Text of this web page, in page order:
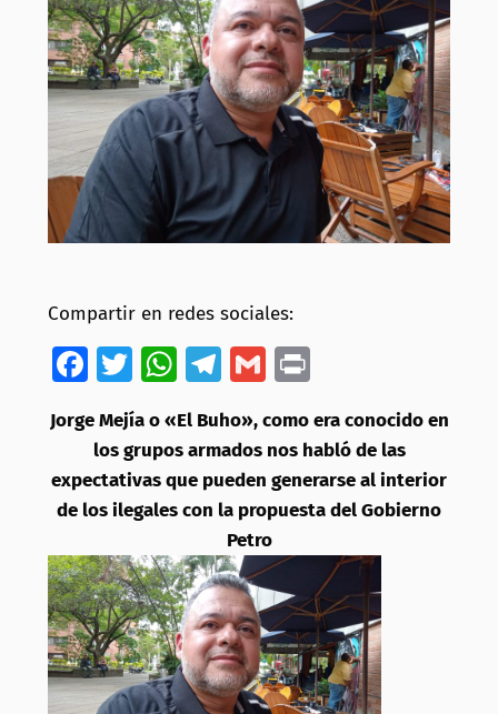
Compartir en redes sociales:
Facebook
Twitter
WhatsApp
Telegram
Gmail
Jorge Mejía o «El Buho», como era conocido en
los grupos armados nos habló de las
expectativas que pueden generarse al interior
de los ilegales con la propuesta del Gobierno
Petro